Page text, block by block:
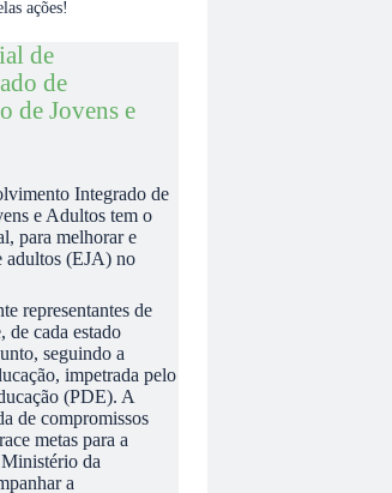
ações!
de
de
de Jovens e
Integrado de
e Adultos tem o
para melhorar e
adultos (EJA) no
representantes de
de cada estado
seguindo a
impetrada pelo
(PDE). A
de compromissos
metas para a
da
a